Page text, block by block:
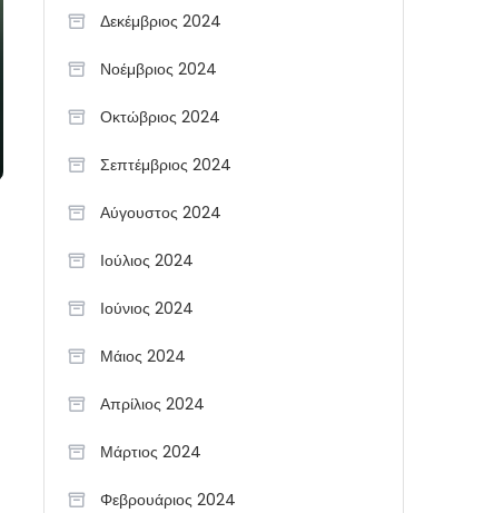
Δεκέμβριος 2024
Νοέμβριος 2024
Οκτώβριος 2024
Σεπτέμβριος 2024
Αύγουστος 2024
Ιούλιος 2024
Ιούνιος 2024
Μάιος 2024
Απρίλιος 2024
Μάρτιος 2024
Φεβρουάριος 2024